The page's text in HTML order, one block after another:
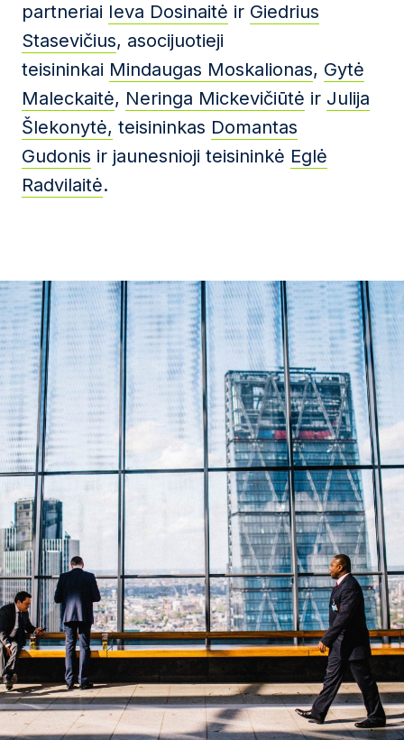
partneriai Ieva Dosinaitė ir Giedrius
Stasevičius, asocijuotieji
teisininkai Mindaugas Moskalionas, Gytė
Maleckaitė, Neringa Mickevičiūtė ir Julija
Šlekonytė, teisininkas Domantas
Gudonis ir jaunesnioji teisininkė Eglė
Radvilaitė.